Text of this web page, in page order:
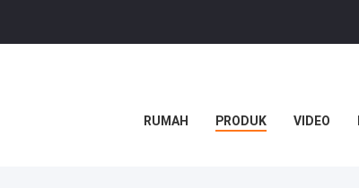
RUMAH PRODUK VIDEO